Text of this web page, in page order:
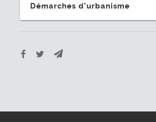
Démarches d’urbanisme
Partager sur Facebook
Partager sur Twitter